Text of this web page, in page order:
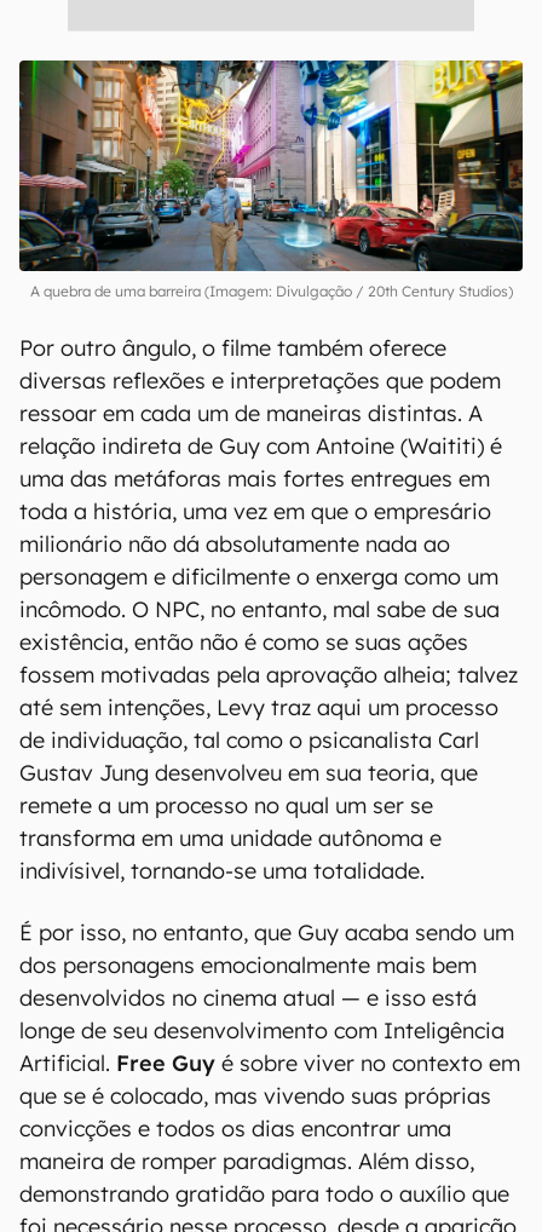
A quebra de uma barreira (Imagem: Divulgação / 20th Century Studios)
Por outro ângulo, o filme também oferece
diversas reflexões e interpretações que podem
ressoar em cada um de maneiras distintas. A
relação indireta de Guy com Antoine (Waititi) é
uma das metáforas mais fortes entregues em
toda a história, uma vez em que o empresário
milionário não dá absolutamente nada ao
personagem e dificilmente o enxerga como um
incômodo. O NPC, no entanto, mal sabe de sua
existência, então não é como se suas ações
fossem motivadas pela aprovação alheia; talvez
até sem intenções, Levy traz aqui um processo
de individuação, tal como o psicanalista Carl
Gustav Jung desenvolveu em sua teoria, que
remete a um processo no qual um ser se
transforma em uma unidade autônoma e
indivísivel, tornando-se uma totalidade.
É por isso, no entanto, que Guy acaba sendo um
dos personagens emocionalmente mais bem
desenvolvidos no cinema atual — e isso está
longe de seu desenvolvimento com Inteligência
Artificial. Free Guy é sobre viver no contexto em
que se é colocado, mas vivendo suas próprias
convicções e todos os dias encontrar uma
maneira de romper paradigmas. Além disso,
demonstrando gratidão para todo o auxílio que